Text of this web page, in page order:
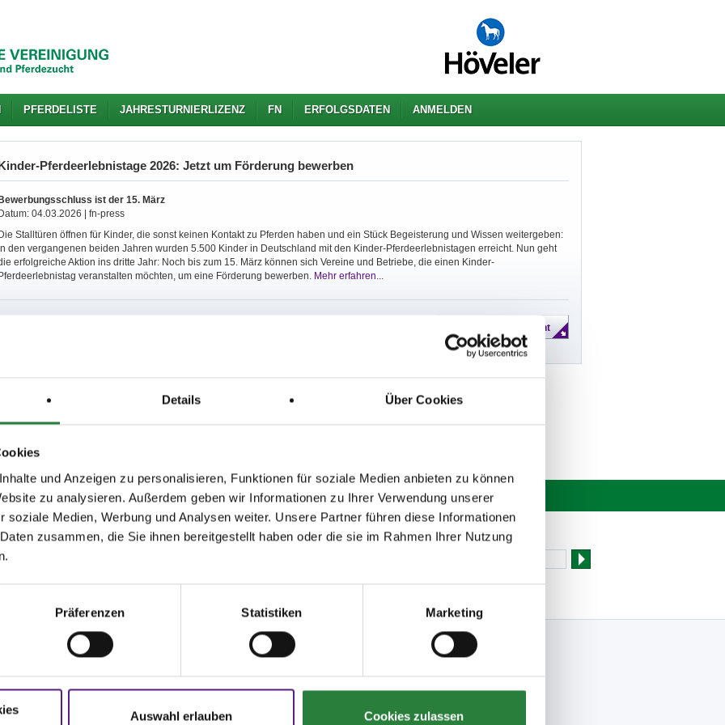
Details Über Cookies
und Anzeigen zu personalisieren, Funktionen für soziale Medien anbieten zu können
zu analysieren. Außerdem geben wir Informationen zu Ihrer Verwendung unserer
soziale Medien, Werbung und Analysen weiter. Unsere Partner führen diese Informationen
zusammen, die Sie ihnen bereitgestellt haben oder die sie im Rahmen Ihrer Nutzung
Präferenzen Statistiken Marketing
Auswahl erlauben Cookies zulassen
PFERDELISTE JAHRESTURNIERLIZENZ FN ERFOLGSDATEN ANMELDEN
Pferdeerlebnistage 2026: Jetzt um Förderung bewerben
Bewerbungsschluss ist der 15. März
Datum: 04.03.2026 | fn-press
Die Stalltüren öffnen für Kinder, die sonst keinen Kontakt zu Pferden haben und ein Stück Begeisterung und Wissen weitergeben:
In den vergangenen beiden Jahren wurden 5.500 Kinder in Deutschland mit den Kinder-Pferdeerlebnistagen erreicht. Nun geht
erfolgreiche Aktion ins dritte Jahr: Noch bis zum 15. März können sich Vereine und Betriebe, die einen Kinder-
Pferdeerlebnistag veranstalten möchten, um eine Förderung bewerben. Mehr erfahren...
und Antworten
Onlinehilfe bietet Ihnen
Startbereitschaft.online Newsletter bestellen
Bücher
E-Books & Apps
Folge uns
Facebook
Instagram